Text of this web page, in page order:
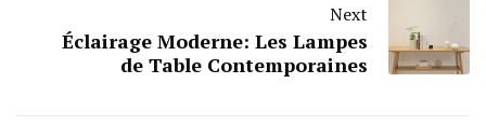
Next
Éclairage Moderne: Les Lampes
de Table Contemporaines